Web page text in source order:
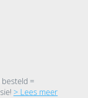
=
> Lees meer